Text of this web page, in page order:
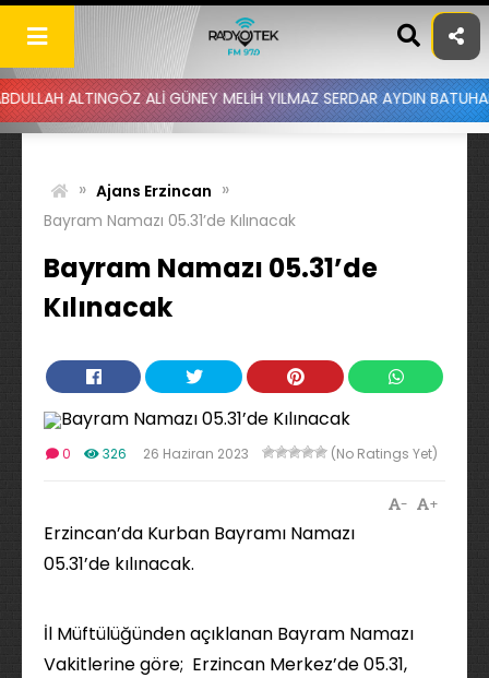
Skip
content
ALİ GÜNEY MELİH YILMAZ SERDAR AYDIN BATUHAN
» Ajans Erzincan »
Bayram Namazı 05.31’de Kılınacak
Bayram Namazı 05.31’de
Kılınacak
0 326 26 Haziran 2023 (No Ratings Yet)
+
-
Erzincan’da Kurban Bayramı Namazı
05.31’de kılınacak.
İl Müftülüğünden açıklanan Bayram Namazı
Vakitlerine göre; Erzincan Merkez’de 05.31,